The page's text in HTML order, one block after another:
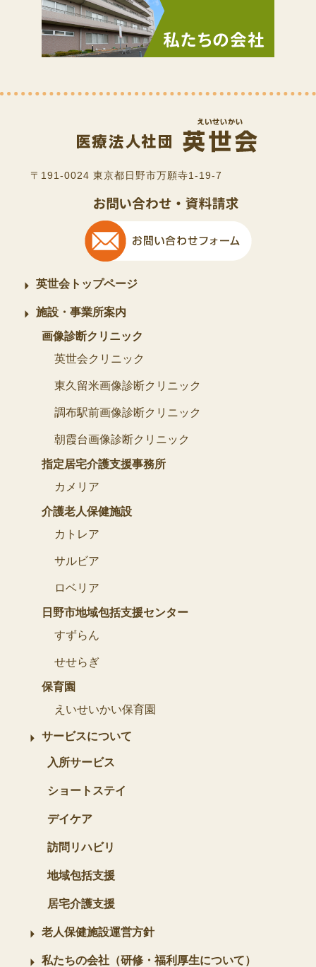
〒191-0024 東京都日野市万願寺1-19-7
英世会トップページ
施設・事業所案内
画像診断クリニック
英世会クリニック
東久留米画像診断クリニック
調布駅前画像診断クリニック
朝霞台画像診断クリニック
指定居宅介護支援事務所
カメリア
介護老人保健施設
カトレア
サルビア
ロベリア
日野市地域包括支援センター
すずらん
せせらぎ
保育園
えいせいかい保育園
サービスについて
入所サービス
ショートステイ
デイケア
訪問リハビリ
地域包括支援
居宅介護支援
老人保健施設運営方針
私たちの会社（研修・福利厚生について）